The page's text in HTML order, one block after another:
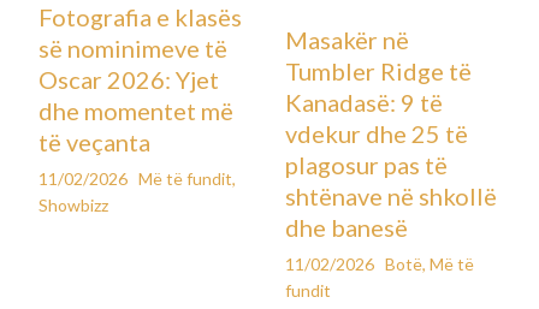
Fotografia e klasës
së nominimeve të
Oscar 2026: Yjet
dhe momentet më
të veçanta
11/02/2026 Më të fundit,
Showbizz
Masakër në
Tumbler Ridge të
Kanadasë: 9 të
vdekur dhe 25 të
plagosur pas të
shtënave në shkollë
dhe banesë
11/02/2026 Botë, Më të
fundit